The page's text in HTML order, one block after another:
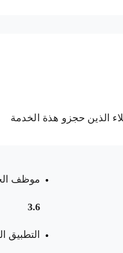
الذين حجزو هذة الخدمة
موظف
3.6
التطبيق